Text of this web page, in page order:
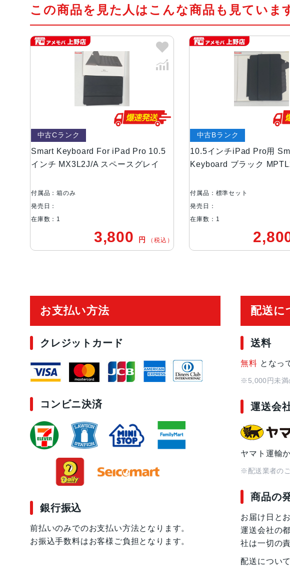
この商品を見た人はこんな商品も見ていま
Smart Keyboard For iPad Pro 10.5
インチ MX3L2J/A スペースグレイ
中古Cランク
付属品：箱のみ
発売日：
在庫数：1
3,800 円 （税込）
10.5インチiPad Pro用
Keyboard ブラック
中古Bランク
付属品：標準セット
発売日：
在庫数：1
お支払い方法
クレジットカード
コンビニ決済
銀行振込
前払いのみでのお支払い方法となります。
お振込手数料はお客様ご負担となります。
配送に
送料
無料 となっ
※5,000円未満
運送会
ヤマト運輸
※配送業者の
商品の
お届け日と
運送会社の
社は一切の
配送につい